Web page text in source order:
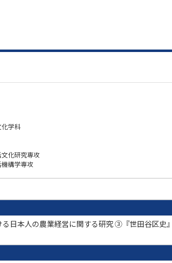
学科
化研究専攻
構学専攻
日本人の農業経営に関する研究 ③『世田谷区史